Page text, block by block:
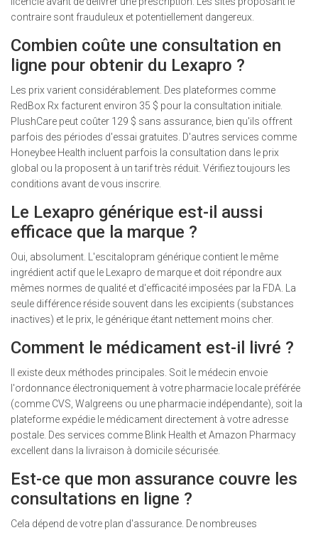
contraire sont frauduleux et potentiellement dangereux.
Combien coûte une consultation en
ligne pour obtenir du Lexapro ?
Les prix varient considérablement. Des plateformes comme
RedBox Rx facturent environ 35 $ pour la consultation initiale.
PlushCare peut coûter 129 $ sans assurance, bien qu'ils offrent
parfois des périodes d'essai gratuites. D'autres services comme
Honeybee Health incluent parfois la consultation dans le prix
global ou la proposent à un tarif très réduit. Vérifiez toujours les
conditions avant de vous inscrire.
Le Lexapro générique est-il aussi
efficace que la marque ?
Oui, absolument. L'escitalopram générique contient le même
ingrédient actif que le Lexapro de marque et doit répondre aux
mêmes normes de qualité et d'efficacité imposées par la FDA. La
seule différence réside souvent dans les excipients (substances
inactives) et le prix, le générique étant nettement moins cher.
Comment le médicament est-il livré ?
Il existe deux méthodes principales. Soit le médecin envoie
l'ordonnance électroniquement à votre pharmacie locale préférée
(comme CVS, Walgreens ou une pharmacie indépendante), soit la
plateforme expédie le médicament directement à votre adresse
postale. Des services comme Blink Health et Amazon Pharmacy
excellent dans la livraison à domicile sécurisée.
Est-ce que mon assurance couvre les
consultations en ligne ?
Cela dépend de votre plan d'assurance. De nombreuses